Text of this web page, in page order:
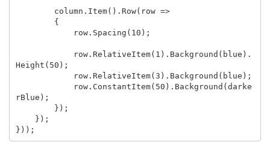
column . Item(). Row( row =>
{
row. Spacing ( 10 );
row. RelativeItem( 1 ). Background ( blue ).
Height ( 50 );
row. RelativeItem( 3 ). Background ( blue );
row. ConstantItem( 50 ). Background ( darke
rBlue );
});
});
}));